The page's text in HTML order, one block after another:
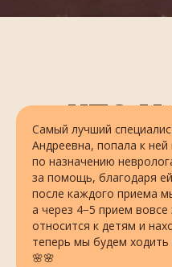
ЧТО
Самый лучший
Андреевна, попала к
по назначению
за помощь, благодаря
после каждого приема
а через 4−5 прием
относится к детям и
теперь мы будем
🌸🌸